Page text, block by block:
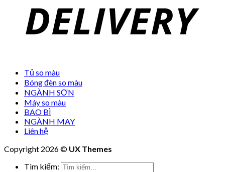
Tủ so màu
Bóng đèn so màu
NGÀNH SƠN
Máy so màu
BAO BÌ
NGÀNH MAY
Liên hệ
Copyright 2026 © UX Themes
Tìm kiếm: